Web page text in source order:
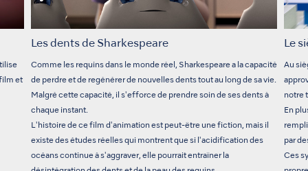
et
Les dents de Sharkespeare
Comme les requins dans le monde réel, Sharkespeare a la capacité
de perdre et de regénérer de nouvelles dents tout au long de sa vie.
Malgré cette capacité, il s'efforce de prendre soin de ses dents à
chaque instant.
L'histoire de ce film d'animation est peut-être une fiction, mais il
existe des études réelles qui montrent que si l'acidification des
océans continue à s'aggraver, elle pourrait entraîner la
Le
Au
notre
En
par
Ces